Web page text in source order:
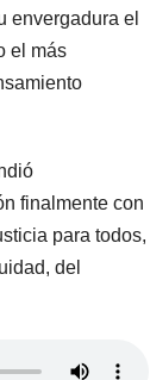
envergadura el
el más
finalmente con
para todos,
del